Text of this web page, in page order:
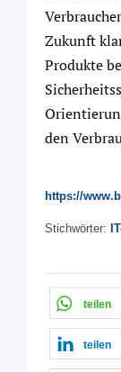
Zukunft
Produkte
den
https://
Stichwörter:
teilen
teilen